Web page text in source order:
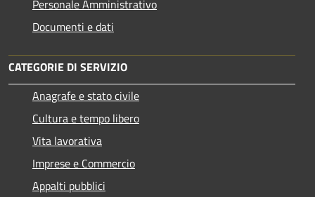
Personale Amministrativo
Documenti e dati
CATEGORIE DI SERVIZIO
Anagrafe e stato civile
Cultura e tempo libero
Vita lavorativa
Imprese e Commercio
Appalti pubblici